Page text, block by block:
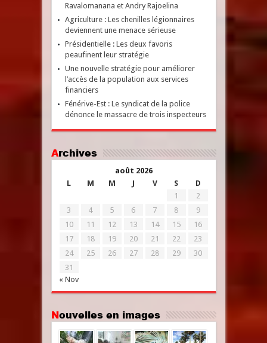
Ravalomanana et Andry Rajoelina
Agriculture : Les chenilles légionnaires
deviennent une menace sérieuse
Présidentielle : Les deux favoris
peaufinent leur stratégie
Une nouvelle stratégie pour améliorer
l’accès de la population aux services
financiers
Fénérive-Est : Le syndicat de la police
dénonce le massacre de trois inspecteurs
Archives
août 2026
L
M M J V S D
« Nov
1
2
3
4 5 6 7 8
9
10
11 12 13 14 15
16
17
18 19 20 21 22
23
24
25 26 27 28 29
30
31
Nouvelles en images